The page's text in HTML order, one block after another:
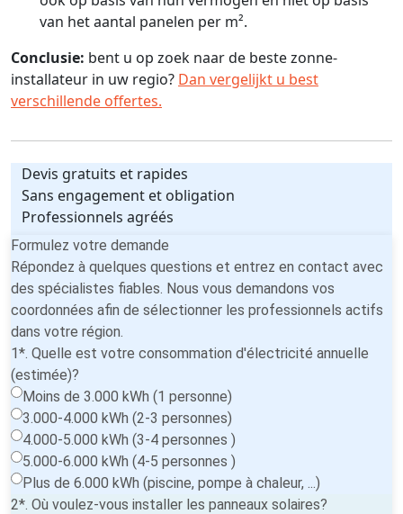
van het aantal panelen per m².
Conclusie: bent u op zoek naar de beste zonne-
installateur in uw regio? Dan vergelijkt u best
verschillende offertes.
Devis gratuits et rapides
Sans engagement et obligation
Professionnels agréés
Formulez votre demande
Répondez à quelques questions et entrez en contact avec
des spécialistes fiables. Nous vous demandons vos
coordonnées afin de sélectionner les professionnels actifs
dans votre région.
1*. Quelle est votre consommation d'électricité annuelle
(estimée)?
Moins de 3.000 kWh (1 personne)
3.000-4.000 kWh (2-3 personnes)
4.000-5.000 kWh (3-4 personnes )
5.000-6.000 kWh (4-5 personnes )
Plus de 6.000 kWh (piscine, pompe à chaleur, ...)
2*. Où voulez-vous installer les panneaux solaires?